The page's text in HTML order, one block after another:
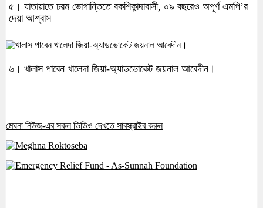
৫। যাতায়াতে চরম ভোগান্তিতে বকশিকান্দাবাসী, ০৯ বছরেও অপূর্ণ এমপি’র
দেয়া আশ্বাস
৬। খালাস পাবেন খালেদা জিয়া-অ্যাডভোকেট জয়নাল আবেদীন।
মেঘনা নিউজ-এর সকল ভিডিও দেখতে সাবস্ক্রাইব করুন